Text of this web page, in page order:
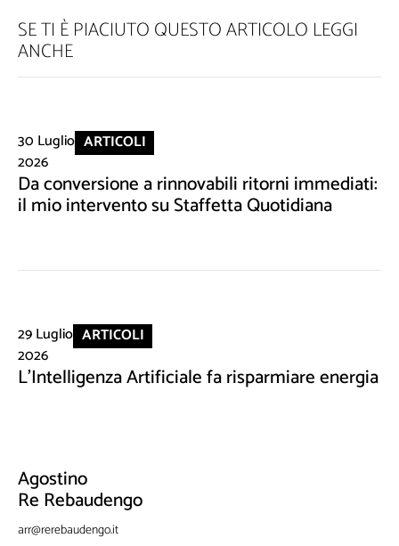
SE TI È PIACIUTO QUESTO ARTICOLO LEGGI
ANCHE
30 Luglio
2026
ARTICOLI
Da conversione a rinnovabili ritorni immediati:
il mio intervento su Staffetta Quotidiana
29 Luglio
2026
ARTICOLI
L'Intelligenza Artificiale fa risparmiare energia
Agostino
Re Rebaudengo
arr@rerebaudengo.it